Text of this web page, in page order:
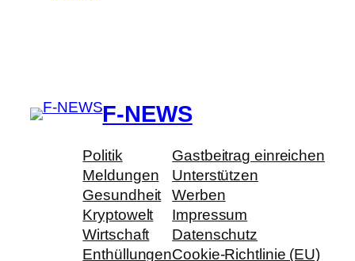
F-NEWS
Politik
Meldungen
Gesundheit
Kryptowelt
Wirtschaft
Enthüllungen
Gastbeitrag einreichen
Unterstützen
Werben
Impressum
Datenschutz
Cookie-Richtlinie (EU)